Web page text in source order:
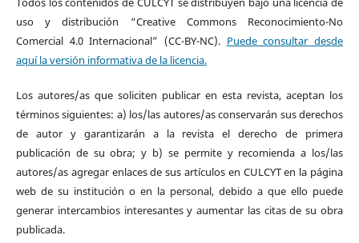
uso y distribución “Creative Commons Reconocimiento-No
Comercial 4.0 Internacional” (CC-BY-NC). Puede consultar desde
aquí la versión informativa de la licencia.
Los autores/as que soliciten publicar en esta revista, aceptan los
términos siguientes: a) los/las autores/as conservarán sus derechos
de autor y garantizarán a la revista el derecho de primera
publicación de su obra; y b) se permite y recomienda a los/las
autores/as agregar enlaces de sus artículos en CULCYT en la página
web de su institución o en la personal, debido a que ello puede
generar intercambios interesantes y aumentar las citas de su obra
publicada.